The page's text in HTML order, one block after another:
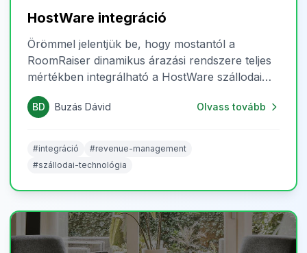
HostWare integráció
Örömmel jelentjük be, hogy mostantól a
RoomRaiser dinamikus árazási rendszere teljes
mértékben integrálható a HostWare szállodai
szoftverrel. Ez a fejlesztés nemcsak technológiai
mérföldkő számunkra, hanem egy új
hogy még hatékonyabban kezeljék
árstratégiájukat és maximalizálják bevételeiket.
BD Buzás Dávid Olvass tovább
#integráció
#revenue-management
#szállodai-technológia